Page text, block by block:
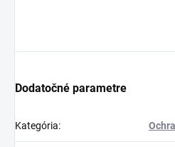
Dodatočné parametre
Kategória: